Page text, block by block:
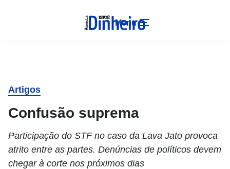
Menu
Artigos
Confusão suprema
Participação do STF no caso da Lava Jato provoca
atrito entre as partes. Denúncias de políticos devem
chegar à corte nos próximos dias